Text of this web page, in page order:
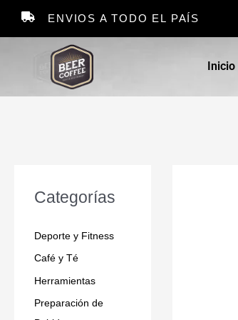
ENVIOS A TODO EL PAÍS
Inicio
Categorías
Deporte y Fitness
Café y Té
Herramientas
Preparación de